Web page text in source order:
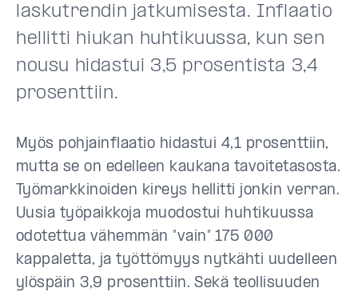
laskutrendin jatkumisesta. Inflaatio
hellitti hiukan huhtikuussa, kun sen
nousu hidastui 3,5 prosentista 3,4
prosenttiin.
Myös pohjainflaatio hidastui 4,1 prosenttiin,
mutta se on edelleen kaukana tavoitetasosta.
Työmarkkinoiden kireys hellitti jonkin verran.
Uusia työpaikkoja muodostui huhtikuussa
odotettua vähemmän ”vain” 175 000
kappaletta, ja työttömyys nytkähti uudelleen
ylöspäin 3,9 prosenttiin. Sekä teollisuuden